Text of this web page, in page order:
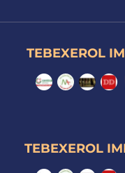
TEBEXEROL
TEBEXEROL